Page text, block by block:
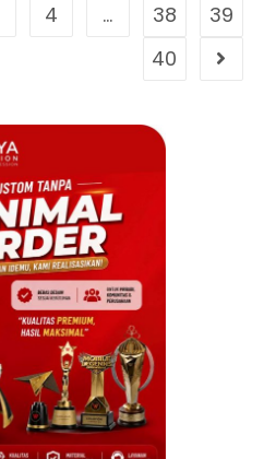
4 … 38
39
40